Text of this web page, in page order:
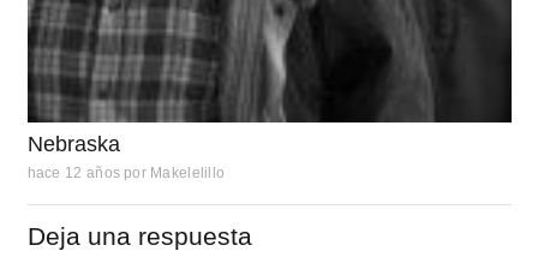
Nebraska
hace 12 años por Makelelillo
Deja una respuesta